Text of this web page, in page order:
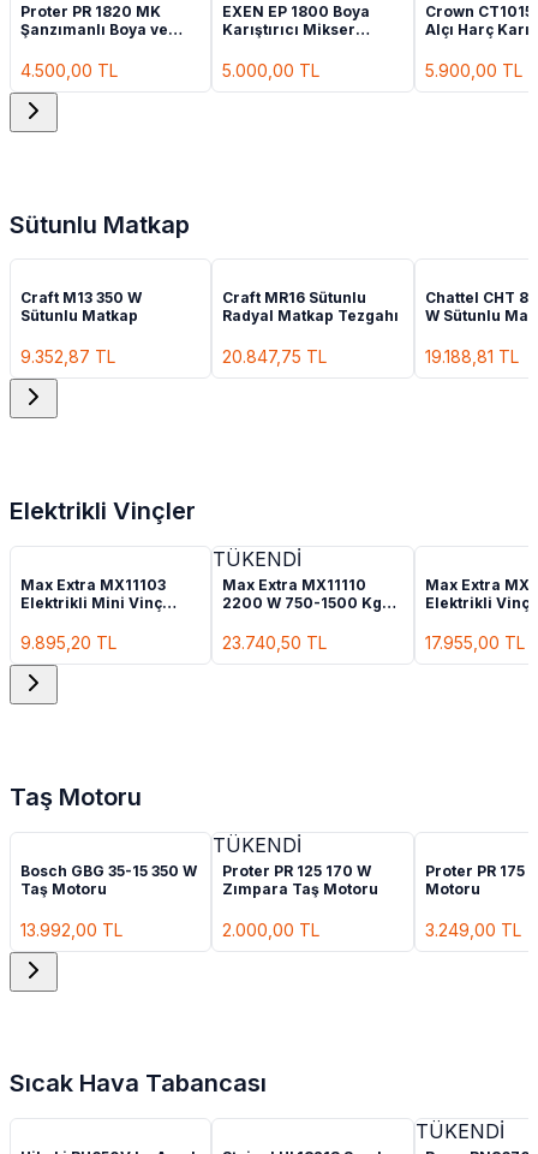
Proter PR 1820 MK
Şanzımanlı Boya ve
4.500,00 TL
EXEN EP 1800 Boya
Karıştırıcı Mikser
5.000,00 TL
Crown
Alçı Harç
5.900,00 TL
Sütunlu Matkap
Craft M13 350 W
Sütunlu Matkap
9.352,87 TL
Craft MR16 Sütunlu
Radyal Matkap Tezgahı
20.847,75 TL
Chattel CHT
W Sütunlu
19.188,81 TL
Elektrikli Vinçler
Max Extra MX11103
Elektrikli Mini Vinç
9.895,20 TL
TÜKENDİ
Max Extra MX11110
2200 W 750-1500 Kg
23.740,50 TL
Max Extra
Elektrikli Vinç
17.955,00 TL
Taş Motoru
Bosch GBG 35-15 350 W
Taş Motoru
13.992,00 TL
TÜKENDİ
Proter PR 125 170 W
Zımpara Taş Motoru
2.000,00 TL
Proter PR 175
Motoru
3.249,00 TL
Sıcak Hava Tabancası
TÜKENDİ